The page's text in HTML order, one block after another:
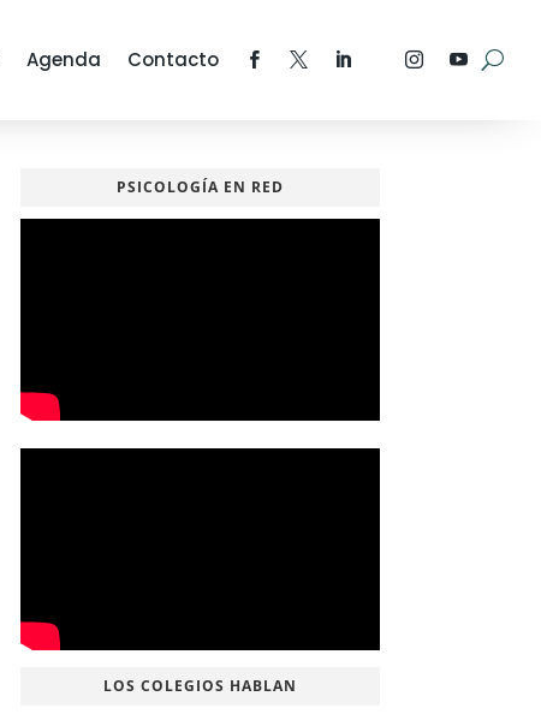
Agenda Contacto
PSICOLOGÍA EN RED
LOS COLEGIOS HABLAN